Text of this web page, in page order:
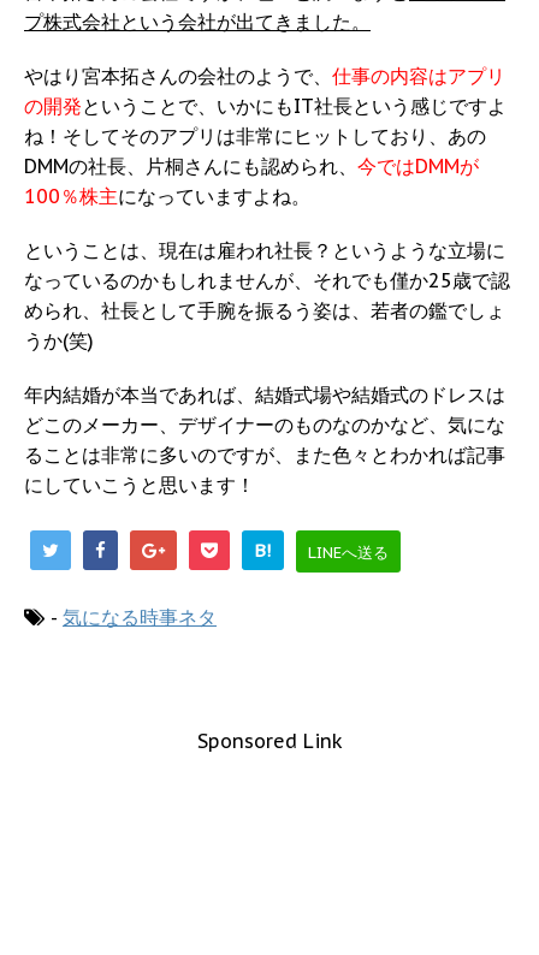
プ株式会社という会社が出てきました。
やはり宮本拓さんの会社のようで、 仕事の内容はアプリ
の開発ということで、いかにもIT社長という感じですよ
ね！そしてそのアプリは非常にヒットしており、あの
DMMの社長、片桐さんにも認められ、 今ではDMMが
100％株主になっていますよね。
ということは、現在は雇われ社長？というような立場に
なっているのかもしれませんが、それでも僅か25歳で認
められ、社長として手腕を振るう姿は、若者の鑑でしょ
うか(笑)
年内結婚が本当であれば、結婚式場や結婚式のドレスは
どこのメーカー、デザイナーのものなのかなど、気にな
ることは非常に多いのですが、また色々とわかれば記事
にしていこうと思います！
B! LINEへ送る
- 気になる時事ネタ
Sponsored Link